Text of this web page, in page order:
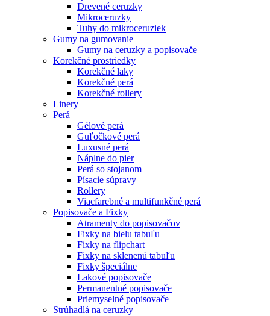
Drevené ceruzky
Mikroceruzky
Tuhy do mikroceruziek
Gumy na gumovanie
Gumy na ceruzky a popisovače
Korekčné prostriedky
Korekčné laky
Korekčné perá
Korekčné rollery
Linery
Perá
Gélové perá
Guľočkové perá
Luxusné perá
Náplne do pier
Perá so stojanom
Písacie súpravy
Rollery
Viacfarebné a multifunkčné perá
Popisovače a Fixky
Atramenty do popisovačov
Fixky na bielu tabuľu
Fixky na flipchart
Fixky na sklenenú tabuľu
Fixky špeciálne
Lakové popisovače
Permanentné popisovače
Priemyselné popisovače
Strúhadlá na ceruzky